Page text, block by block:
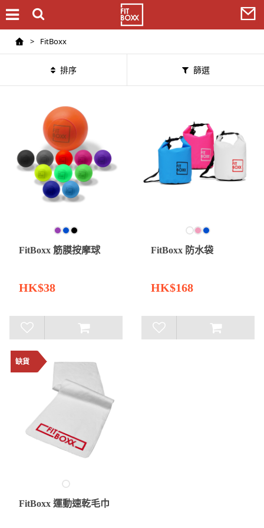
> FitBoxx
排序 篩選
FitBoxx 筋膜按摩球
HK$38
FitBoxx 防水袋
HK$168
缺貨
FitBoxx 運動速乾毛巾